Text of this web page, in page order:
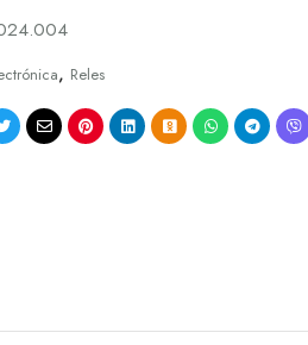
, Reles